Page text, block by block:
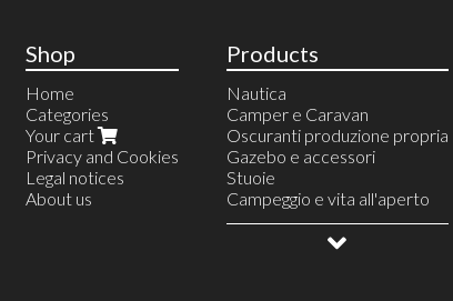
Shop
Home
Categories
Your cart
Privacy and Cookies
Legal notices
About us
Products
Nautica
Camper e Caravan
Oscuranti produzione propria
Gazebo e accessori
Stuoie
Campeggio e vita all'aperto
Allestimento veicoli